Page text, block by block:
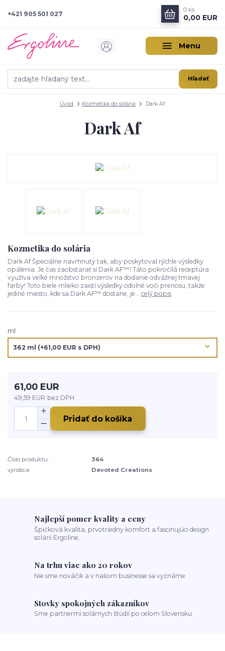
Menu
Hľadať
+421 905 501 027
0 ks
0,00 EUR
Úvod Kozmetika do solária Dark Af
Dark Af
Kozmetika do solária
Dark Af Špeciálne navrhnutý tak, aby poskytoval rýchle výsledky
opálenia. Je čas zaobstarať si Dark AF™! Táto pokročilá receptúra
využíva veľké množstvo bronzerov na dodanie odvážnej tmavej
farby! Toto biele mlieko zaistí výsledky odolné voči prenosu, takže
jediné miesto, kde sa Dark AF™ dostane, je... celý popis
ml
61,00 EUR
49,59 EUR bez DPH
Pridať do košíka
Číslo produktu:
364
výrobca:
Devoted Creations
Najlepší pomer kvality a ceny
Špičková kvalita, prvotriedny komfort a fascinujúci design
solárií Ergoline.
Na trhu viac ako 20 rokov
Nie sme nováčik a v našom businesse sa vyznáme
Stovky spokojných zákazníkov
Sme partnermi solárnych štúdií po celom Slovensku